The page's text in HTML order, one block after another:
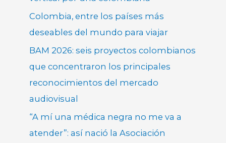
Colombia, entre los países más
deseables del mundo para viajar
BAM 2026: seis proyectos colombianos
que concentraron los principales
reconocimientos del mercado
audiovisual
“A mí una médica negra no me va a
atender”: así nació la Asociación